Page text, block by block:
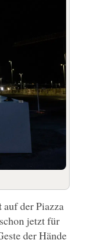
auf der Piazza
jetzt für
der Hände